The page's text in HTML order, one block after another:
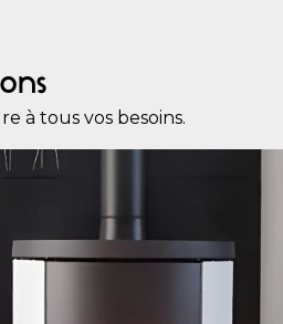
à tous vos besoins.